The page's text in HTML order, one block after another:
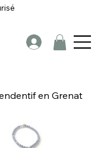
en Grenat